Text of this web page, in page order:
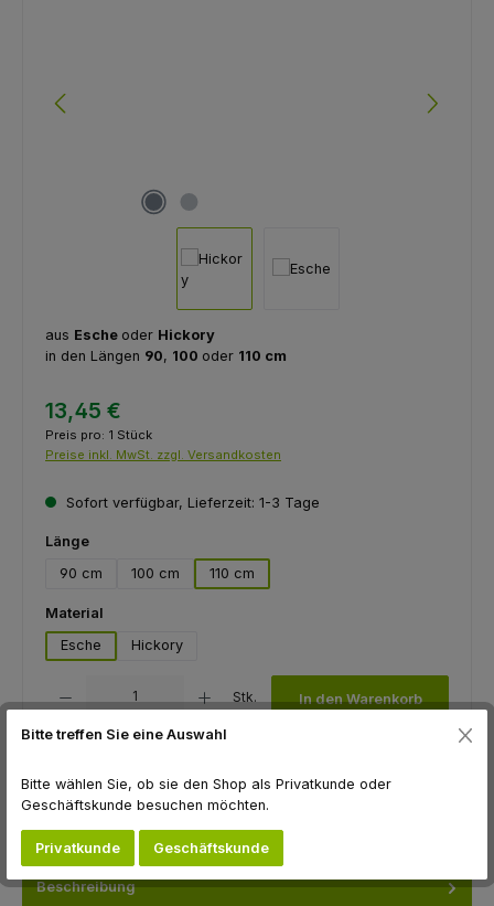
aus Esche oder Hickory
in den Längen 90, 100 oder 110 cm
13,45 €
Preis pro: 1 Stück
Preise inkl. MwSt. zzgl. Versandkosten
Sofort verfügbar, Lieferzeit: 1-3 Tage
Längeauswählen
90 cm
100 cm 110 cm
Material
Esche
Hickory
Stk. In den Warenkorb
Produktnummer:F1035111
Hersteller:Flügel GmbH
Beschreibung
Bitte treffen Sie eine Auswahl
Bitte wählen Sie, ob sie den Shop als Privatkunde oder
Geschäftskunde besuchen möchten.
Privatkunde Geschäftskunde